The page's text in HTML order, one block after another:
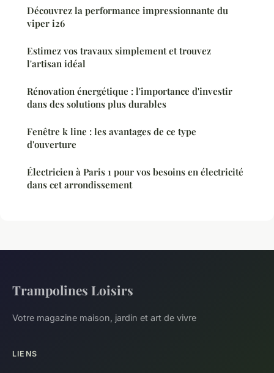
Découvrez la performance impressionnante du
viper i26
Estimez vos travaux simplement et trouvez
l'artisan idéal
Rénovation énergétique : l'importance d'investir
dans des solutions plus durables
Fenêtre k line : les avantages de ce type
d'ouverture
Électricien à Paris 1 pour vos besoins en électricité
dans cet arrondissement
Trampolines Loisirs
Votre magazine maison, jardin et art de vivre
LIENS